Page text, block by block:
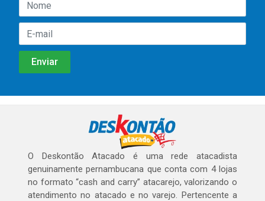
O Deskontão Atacado é uma rede atacadista
genuinamente pernambucana que conta com 4 lojas
no formato “cash and carry” atacarejo, valorizando o
atendimento no atacado e no varejo. Pertencente a